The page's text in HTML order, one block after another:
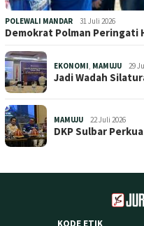
POLEWALI MANDAR 31 Juli 2026
Demokrat Polman Peringati
EKONOMI, MAMUJU 29
Jadi Wadah
MAMUJU 22 Juli 2026
DKP Sulbar